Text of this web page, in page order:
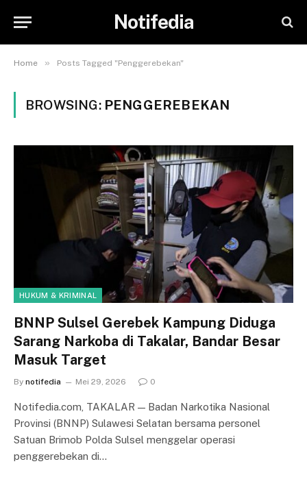
Notifedia
Home » Posts Tagged "Penggerebekan"
BROWSING: PENGGEREBEKAN
HUKUM & KRIMINAL
BNNP Sulsel Gerebek Kampung Diduga
Sarang Narkoba di Takalar, Bandar Besar
Masuk Target
By notifedia Mei 29, 2026 0
Notifedia.com, TAKALAR — Badan Narkotika Nasional
Provinsi (BNNP) Sulawesi Selatan bersama personel
Satuan Brimob Polda Sulsel menggelar operasi
penggerebekan di…